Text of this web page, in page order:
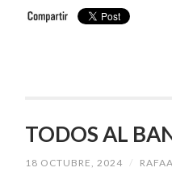
TODOS AL
18 OCTUBRE, 2024 /